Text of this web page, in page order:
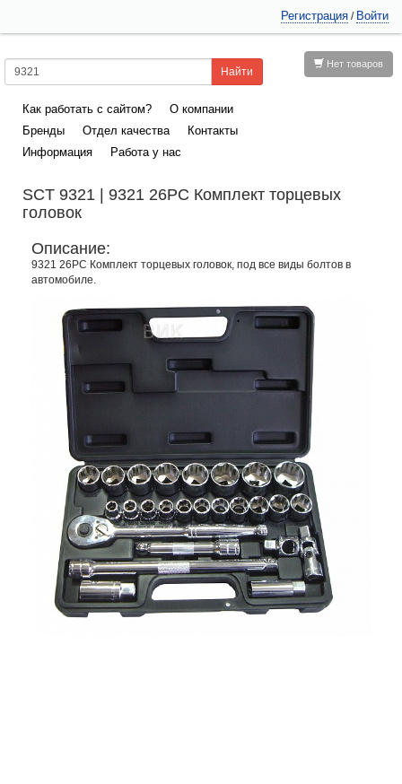
Регистрация / Войти
Нет товаров
Как работать с сайтом?
О компании
Бренды
Отдел качества
Контакты
Информация
Работа у нас
SCT 9321 | 9321 26PC Комплект торцевых
головок
Описание:
9321 26PC Комплект торцевых головок, под все виды болтов в
автомобиле.